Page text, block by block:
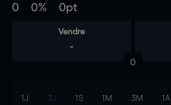
0 0% 0pt
Vendre
-
0
1J 3J 1S 1M 3M 1A